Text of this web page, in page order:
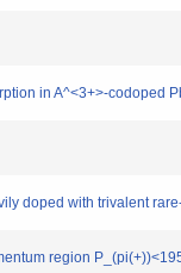
in A^<3+>-codoped
doped with trivalent
region